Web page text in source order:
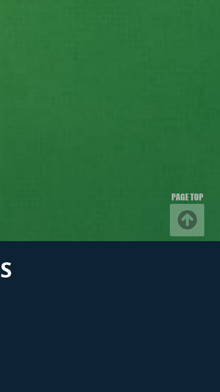
PAGE TOP